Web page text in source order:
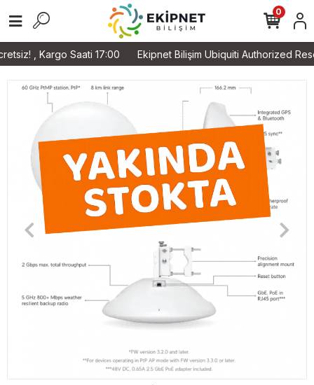
Saati 17:00 Ekipnet Bilişim Ubiquiti Authorized Reseller
0